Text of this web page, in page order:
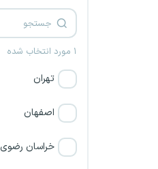
۱ مورد انتخاب شده
تهران
اصفهان
خراسان رضوی